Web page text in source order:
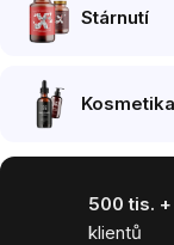
Stárnutí
Kosmetika
500 tis.
klientů